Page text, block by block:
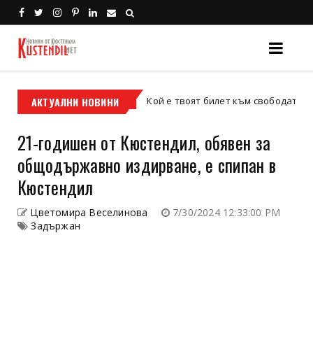
АКТУАЛНИ НОВИНИ
кросов мотор Кой е твоят билет към свободата –
21-годишен от Кюстендил, обявен за
общодържавно издирване, е спипан в
Кюстендил
Цветомира Веселинова
7/30/2024 12:33:00 PM
Задържан